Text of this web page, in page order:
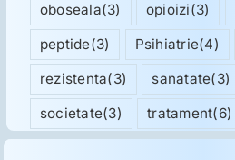
oboseala(3) opioizi(3)
peptide(3) Psihiatrie(4)
rezistenta(3) sanatate(3)
societate(3) tratament(6)